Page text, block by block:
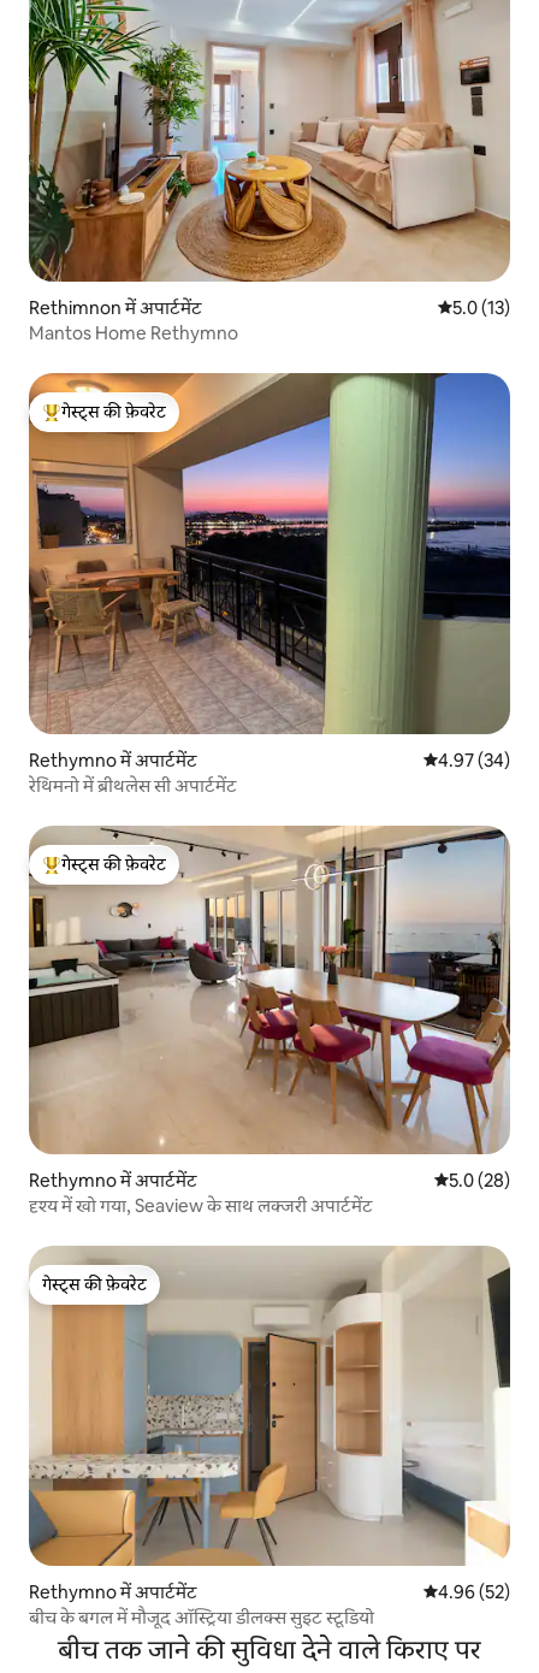
Rethimnon में अपार्टमेंट औसत रेटिंग 5
5.0 (13)
Mantos Home Rethymno
गेस्ट्स का टॉप फ़ेवरेट
गेस्ट्स की फ़ेवरेट
Rethymno में अपार्टमेंट औसत रेटिंग 5 में
4.97 (34)
रेथिमनो में ब्रीथलेस सी अपार्टमेंट
गेस्ट्स का टॉप फ़ेवरेट
गेस्ट्स की फ़ेवरेट
Rethymno में अपार्टमेंट औसत रेटिंग 5
5.0 (28)
दृश्य में खो गया, Seaview के साथ लक्जरी अपार्टमेंट
गेस्ट्स की फ़ेवरेट
गेस्ट्स की फ़ेवरेट
Rethymno में अपार्टमेंट औसत रेटिंग 5 में
4.96 (52)
बीच के बगल में मौजूद ऑस्ट्रिया डीलक्स सुइट स्टूडियो
बीच तक जाने की सुविधा देने वाले किराए पर